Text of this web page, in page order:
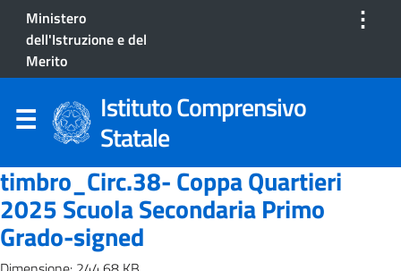
Ministero
dell'Istruzione e del
Merito
⋮
Istituto Comprensivo
Statale
timbro_Circ.38- Coppa Quartieri
2025 Scuola Secondaria Primo
Grado-signed